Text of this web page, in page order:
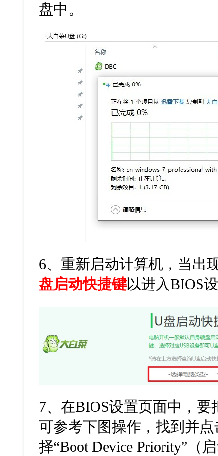
盘中。
6、重新启动计算机，当出
盘启动快捷键以进入BIOS
7、在BIOS设置页面中，要
可参考下图操作，找到并点
择“Boot Device Priority” （